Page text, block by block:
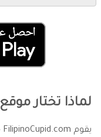
لماذا تختار موقع FilipinoCupid.com؟